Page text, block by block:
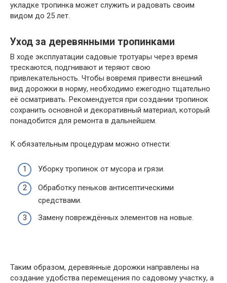
укладке тропинка может служить и радовать своим
видом до 25 лет.
Уход за деревянными тропинками
В ходе эксплуатации садовые тротуары через время
трескаются, подгнивают и теряют свою
привлекательность. Чтобы вовремя привести внешний
вид дорожки в норму, необходимо ежегодно тщательно
её осматривать. Рекомендуется при создании тропинок
сохранить основной и декоративный материал, который
понадобится для ремонта в дальнейшем.
К обязательным процедурам можно отнести:
Уборку тропинок от мусора и грязи.
Обработку пеньков антисептическими
средствами.
Замену повреждённых элементов на новые.
Таким образом, деревянные дорожки направлены на
создание удобства перемещения по садовому участку, а